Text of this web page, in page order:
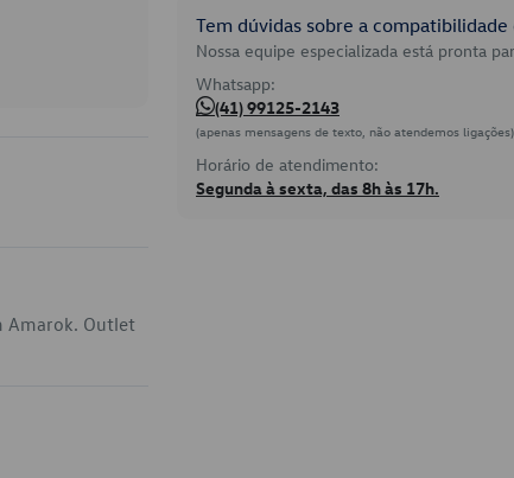
Amarok. Outlet
Tem dúvidas sobre a
Nossa equipe especializada está pronta
Whatsapp:
(41) 99125-2143
(apenas mensagens de texto, não atendemos ligações)
Horário de atendimento:
Segunda à sexta, das 8h às 17h.